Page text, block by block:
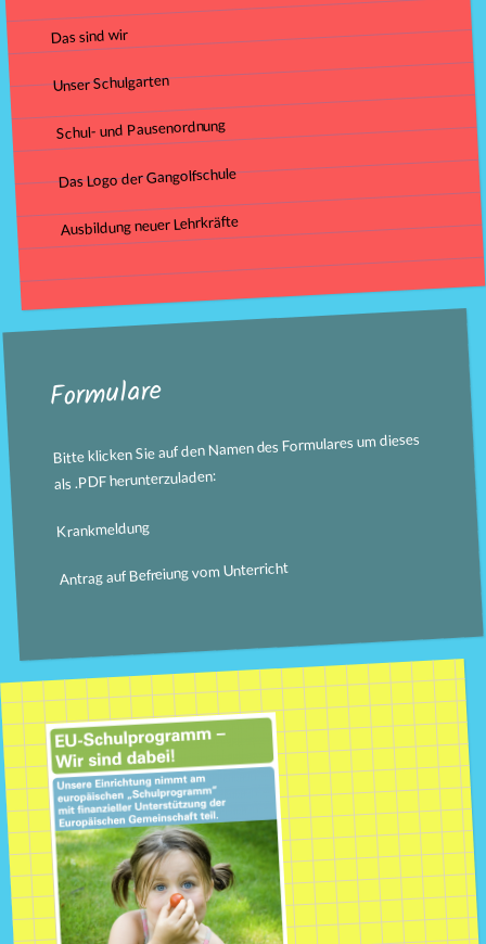
Das sind wir
Unser Schulgarten
Schul- und Pausenordnung
Das Logo der Gangolfschule
Ausbildung neuer Lehrkräfte
Formulare
Bitte klicken Sie auf den Namen des Formulares um dieses
als .PDF herunterzuladen:
Krankmeldung
Antrag auf Befreiung vom Unterricht